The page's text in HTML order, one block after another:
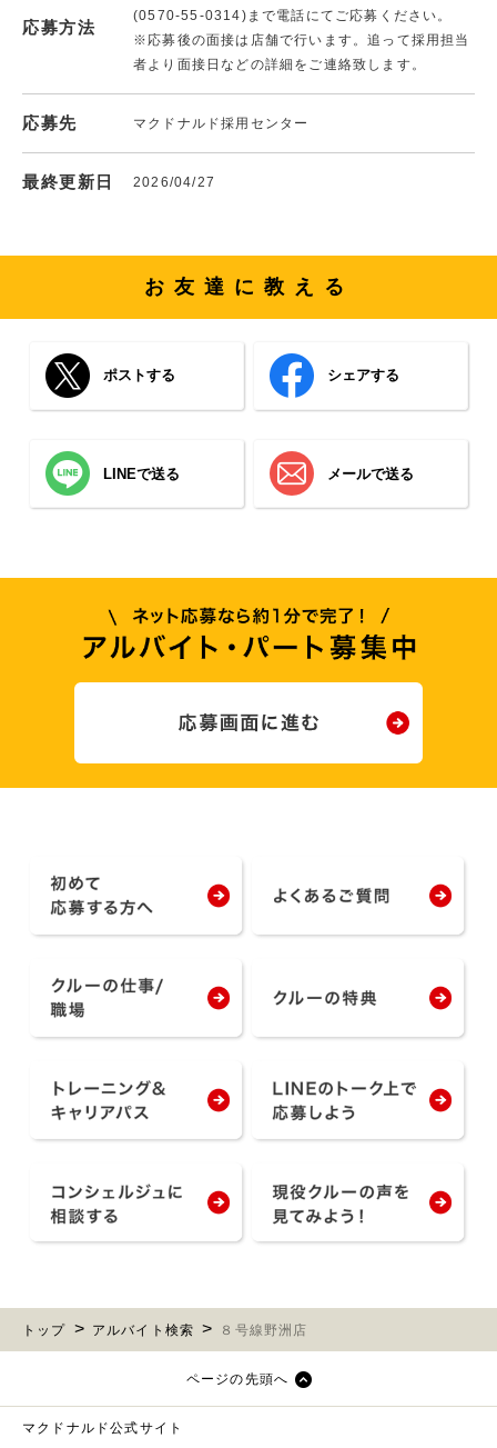
応募方法
(0570-55-0314)まで電話にてご応募ください。
※応募後の面接は店舗で行います。追って採用担当
者より面接日などの詳細をご連絡致します。
応募先 マクドナルド採用センター
最終更新日 2026/04/27
お友達に教える
ポストする シェアする
LINEで送る メールで送る
トップ アルバイト検索 ８号線野洲店
ページの先頭へ
マクドナルド公式サイト